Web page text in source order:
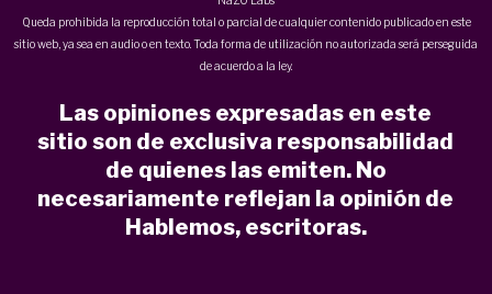
Queda prohibida la reproducción total o parcial de cualquier contenido publicado en este
sitio web, ya sea en audio o en texto. Toda forma de utilización no autorizada será perseguida
de acuerdo a la ley.
Las opiniones expresadas en este
sitio son de exclusiva responsabilidad
de quienes las emiten. No
necesariamente reflejan la opinión de
Hablemos, escritoras.